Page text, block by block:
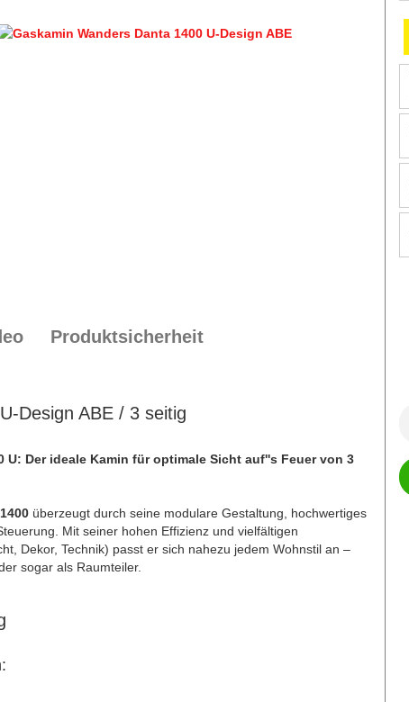
Produktsicherheit
Design ABE / 3 seitig
U: Der ideale Kamin für optimale Sicht auf''s Feuer von 3
überzeugt durch seine modulare Gestaltung, hochwertiges
Mit seiner hohen Effizienz und vielfältigen
Dekor, Technik) passt er sich nahezu jedem Wohnstil an –
sogar als Raumteiler.